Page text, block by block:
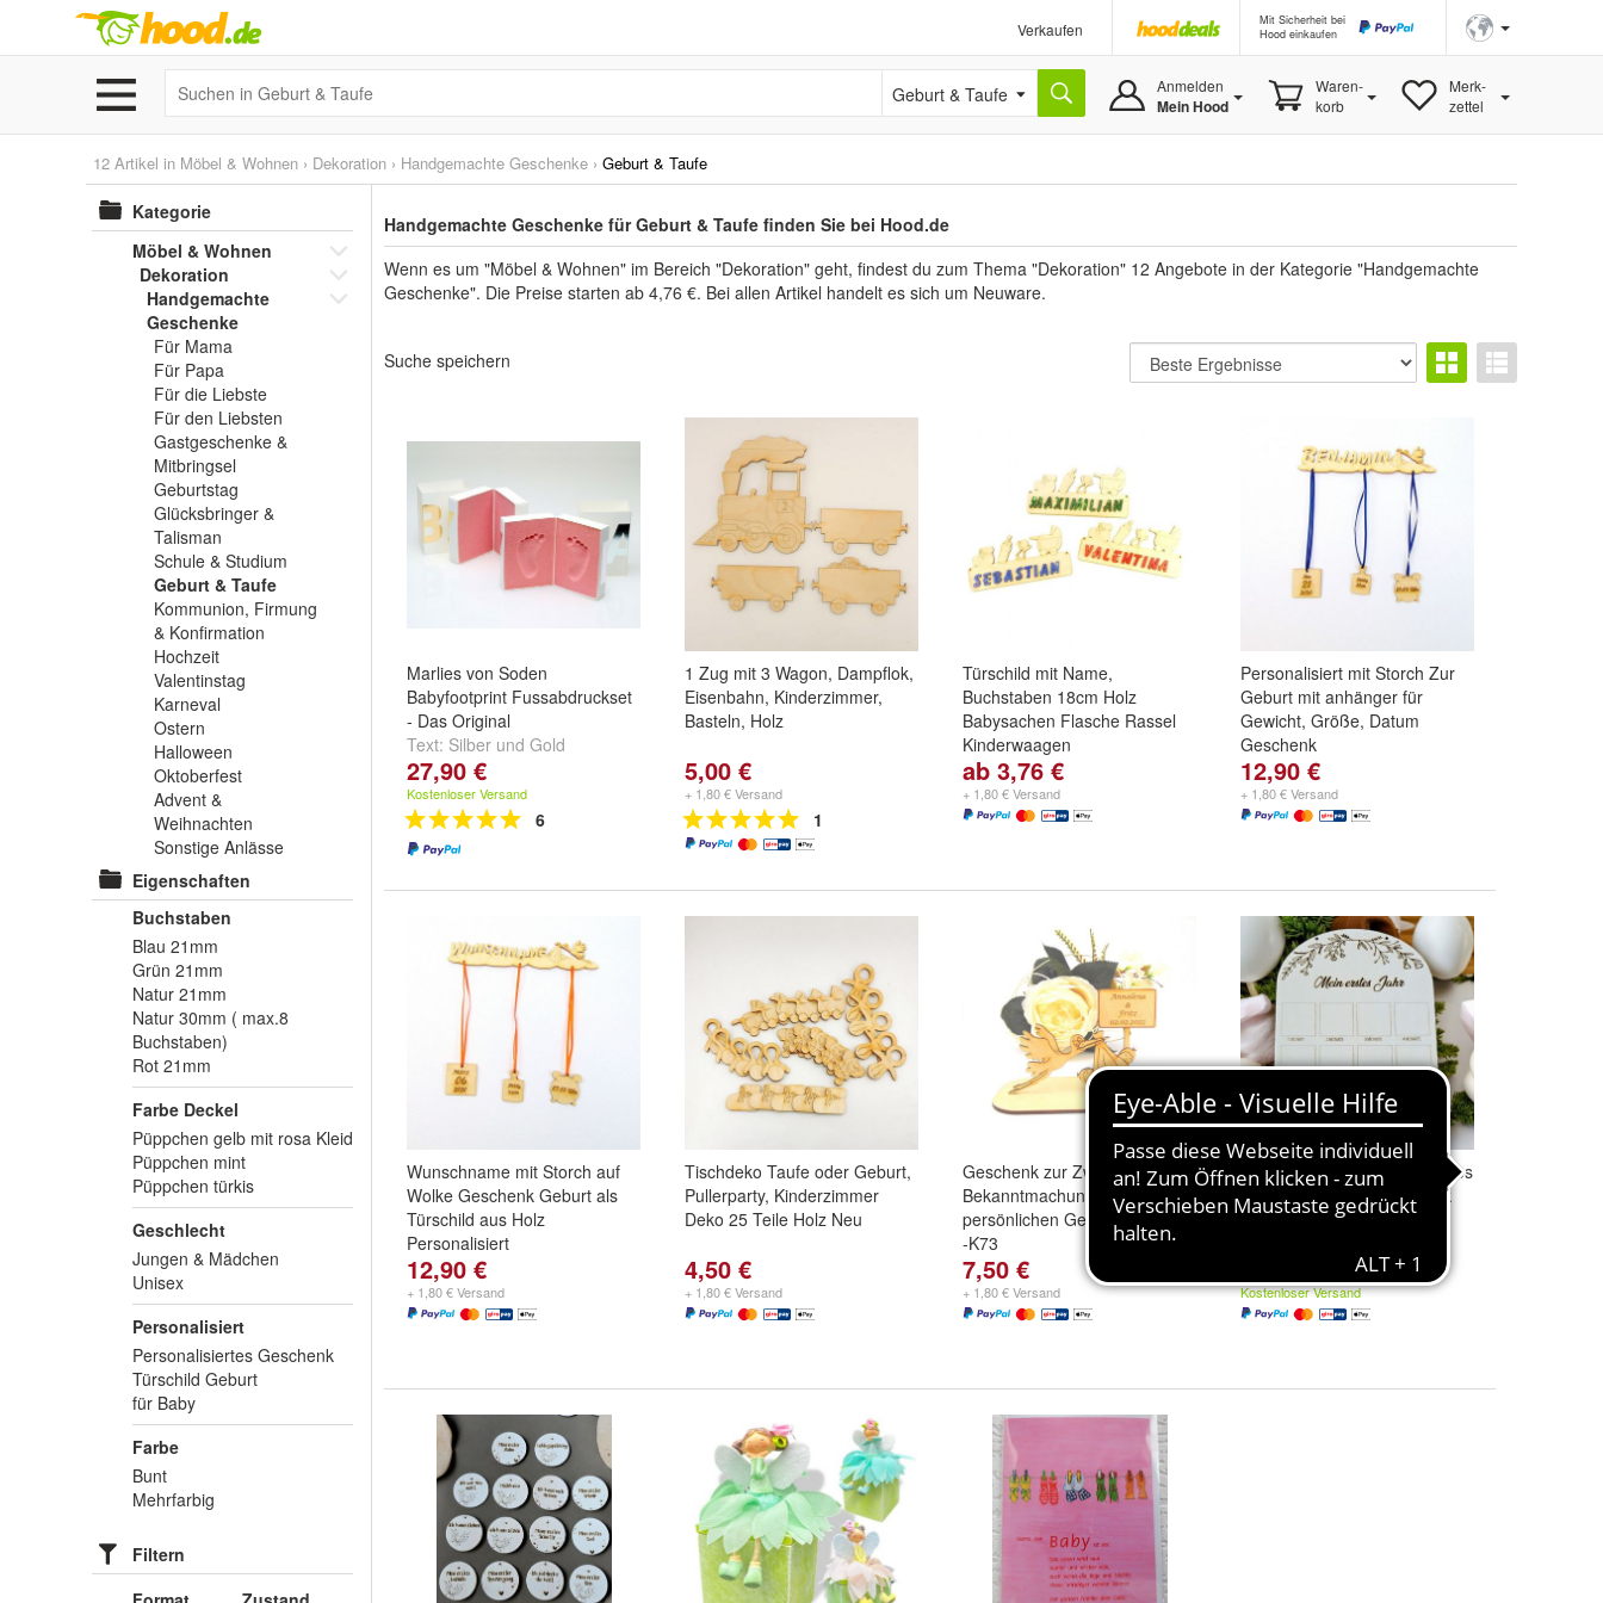
Verkaufen
Mit Sicherheit bei
Hood einkaufen
Geburt & Taufe Anmelden
Mein Hood
Waren-
korb
Merk-
zettel
12 Artikel in Möbel & Wohnen › Dekoration › Handgemachte Geschenke › Geburt & Taufe
Kategorie
Möbel & Wohnen
Dekoration
Handgemachte
Geschenke
Für Mama
Für Papa
Für die Liebste
Für den Liebsten
Gastgeschenke &
Mitbringsel
Geburtstag
Glücksbringer &
Talisman
Schule & Studium
Geburt & Taufe
Kommunion, Firmung
& Konfirmation
Hochzeit
Valentinstag
Karneval
Ostern
Halloween
Oktoberfest
Advent &
Weihnachten
Sonstige Anlässe
Eigenschaften
Buchstaben
Blau 21mm
Grün 21mm
Natur 21mm
Natur 30mm ( max.8
Buchstaben)
Rot 21mm
Farbe Deckel
Püppchen gelb mit rosa Kleid
Püppchen mint
Püppchen türkis
Geschlecht
Jungen & Mädchen
Unisex
Personalisiert
Personalisiertes Geschenk
Türschild Geburt
für Baby
Farbe
Bunt
Mehrfarbig
Filtern
Handgemachte Geschenke für Geburt & Taufe finden Sie bei Hood.de
Wenn es um "Möbel & Wohnen" im Bereich "Dekoration" geht, findest du zum Thema "Dekoration" 12 Angebote in der Kategorie "Handgemachte
Geschenke". Die Preise starten ab 4,76 €. Bei allen Artikel handelt es sich um Neuware.
Suche speichern
Marlies von Soden
Babyfootprint Fussabdruckset
- Das Original
Text: Silber und Gold
27,90 €
Kostenloser Versand
6
1 Zug mit 3 Wagon, Dampflok,
Eisenbahn, Kinderzimmer,
Basteln, Holz
5,00 €
+ 1,80 € Versand
1
Türschild mit Name,
Buchstaben 18cm Holz
Babysachen Flasche Rassel
Kinderwaagen
Buchstaben:Blau 21mm
21mm,Rot 21mm
...
ab 3,76 €
+ 1,80 € Versand
Personalisiert mit Storch Zur
Geburt mit anhänger für
Gewicht, Größe, Datum
Geschenk
12,90 €
+ 1,80 € Versand
Wunschname mit Storch auf
Wolke Geschenk Geburt als
Türschild aus Holz
Personalisiert
12,90 €
+ 1,80 € Versand
Tischdeko Taufe oder Geburt,
Pullerparty, Kinderzimmer
Deko 25 Teile Holz Neu
4,50 €
+ 1,80 € Versand
Geschenk zur Zwillingsgeburt
Bekanntmachung mit
persönlichen Geburtsangaben
-K73
7,50 €
+ 1,80 € Versand
Holz-Fotorahmen "Mein Erstes
Jahr" – Perfektes Geschenk
Kostenloser Versand